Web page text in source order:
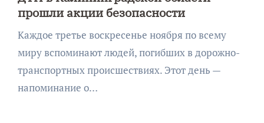
прошли акции безопасности
Каждое третье воскресенье ноября по всему
миру вспоминают людей, погибших в дорожно-
транспортных происшествиях. Этот день —
напоминание о…